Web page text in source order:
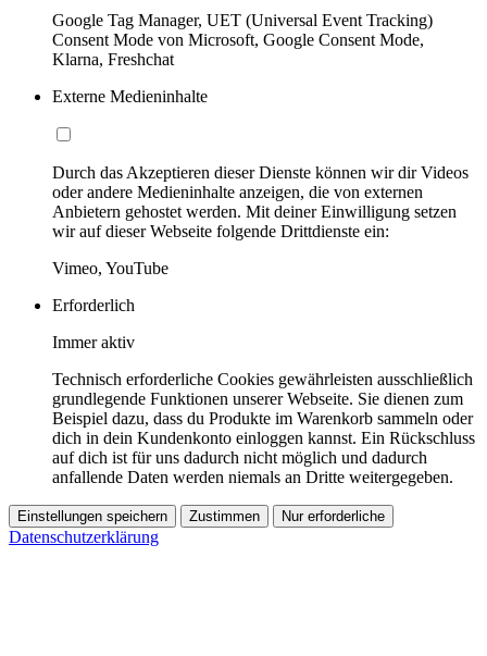
Google Tag Manager, UET (Universal Event Tracking)
Consent Mode von Microsoft, Google Consent Mode,
Klarna, Freshchat
Externe Medieninhalte
Durch das Akzeptieren dieser Dienste können wir dir Videos
oder andere Medieninhalte anzeigen, die von externen
Anbietern gehostet werden. Mit deiner Einwilligung setzen
wir auf dieser Webseite folgende Drittdienste ein:
Vimeo, YouTube
Erforderlich
Immer aktiv
Technisch erforderliche Cookies gewährleisten ausschließlich
grundlegende Funktionen unserer Webseite. Sie dienen zum
Beispiel dazu, dass du Produkte im Warenkorb sammeln oder
dich in dein Kundenkonto einloggen kannst. Ein Rückschluss
auf dich ist für uns dadurch nicht möglich und dadurch
anfallende Daten werden niemals an Dritte weitergegeben.
Einstellungen speichern Zustimmen Nur erforderliche
Datenschutzerklärung